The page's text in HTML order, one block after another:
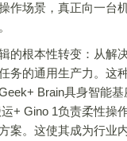
作场景，真正向一台
根本性转变：从解
务的通用生产力。这
Brain具身智能
+ Gino 1负责柔性操
案。这使其成为行业